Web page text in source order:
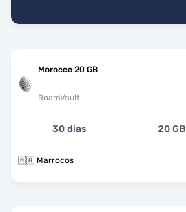
Morocco 20 GB
RoamVault
30 dias 20 GB
🇲🇦 Marrocos